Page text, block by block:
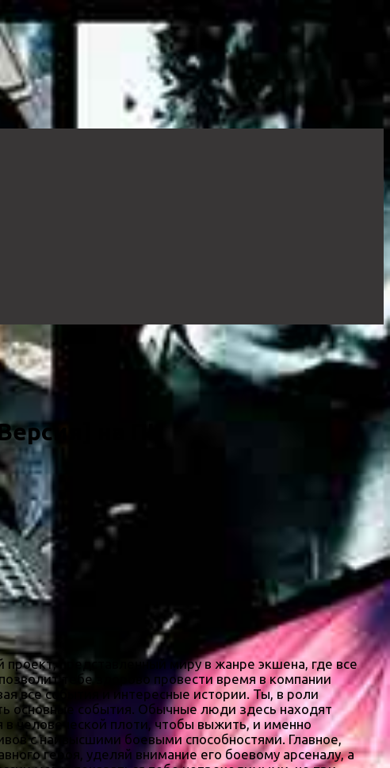
на ПК
проект, представленный миру в жанре экшена, где все
тебе здорово провести время в компании
все события и интересные истории. Ты, в роли
основные события. Обычные люди здесь находят
в человеческой плоти, чтобы выжить, и именно
с наивысшими боевыми способностями. Главное,
героя, уделяй внимание его боевому арсеналу, а